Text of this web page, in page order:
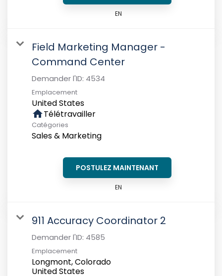
EN
Field Marketing Manager -
Command Center
Demander l'ID: 4534
Emplacement
homeTélétravailler
Catégories
Sales & Marketing
POSTULEZ MAINTENANT
EN
911 Accuracy Coordinator 2
Demander l'ID: 4585
Emplacement
Longmont, Colorado